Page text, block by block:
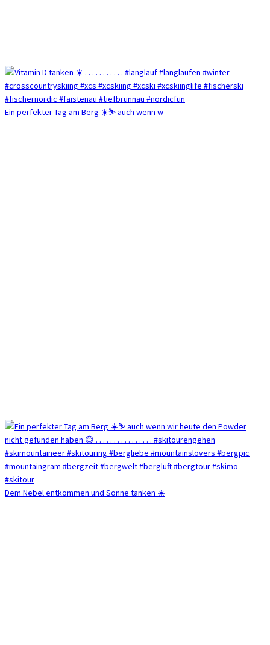
Ein perfekter Tag am Berg ☀️⛷️ auch wenn w
Dem Nebel entkommen und Sonne tanken ☀️